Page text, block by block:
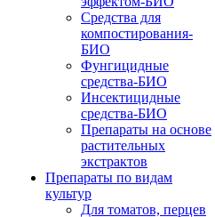
Средства для
компостирования-
БИО
Фунгицидные
средства-БИО
Инсектицидные
средства-БИО
Препараты на основе
растительных
экстрактов
Препараты по видам
культур
Для томатов, перцев